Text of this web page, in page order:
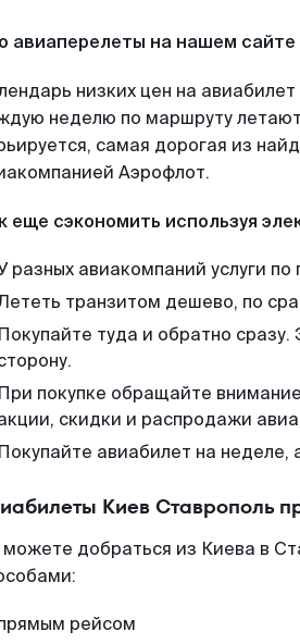
авиаперелеты на нашем сайте
низких цен на
неделю по маршруту
самая дорогая из
Аэрофлот.
еще сэкономить используя
разных авиакомпаний услуги
транзитом дешево, по
Покупайте туда и обратно
При покупке обращайте
скидки и распродажи
Покупайте авиабилет на неделе,
Киев Ставрополь
добраться из Киева в
рейсом